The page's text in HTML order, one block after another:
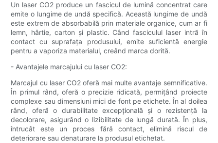
Un laser CO2 produce un fascicul de lumină concentrat care
emite o lungime de undă specifică. Această lungime de undă
este extrem de absorbabilă prin materiale organice, cum ar fi
lemn, hârtie, carton și plastic. Când fasciculul laser intră în
contact cu suprafața produsului, emite suficientă energie
pentru a vaporiza materialul, creând marca dorită.
- Avantajele marcajului cu laser CO2:
Marcajul cu laser CO2 oferă mai multe avantaje semnificative.
În primul rând, oferă o precizie ridicată, permițând proiecte
complexe sau dimensiuni mici de font pe etichete. În al doilea
rând, oferă o durabilitate excepțională și o rezistență la
decolorare, asigurând o lizibilitate de lungă durată. În plus,
întrucât este un proces fără contact, elimină riscul de
deteriorare sau denaturare la produsul etichetat.